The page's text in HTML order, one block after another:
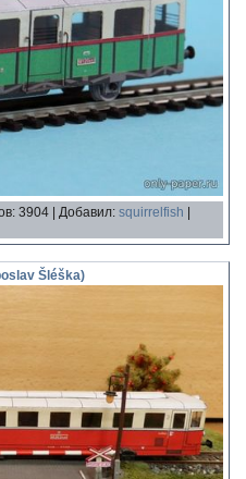
3904 | Добавил: squirrelfish |
Šléška)